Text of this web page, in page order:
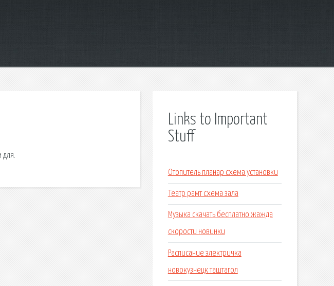
для.
Links to Important
Stuff
Отопитель планар схема установки
Театр рамт схема зала
Музыка скачать бесплатно жажда
скорости новинки
Расписание электричка
новокузнецк таштагол